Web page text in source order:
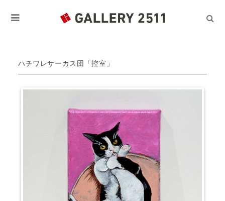
ハチワレサーカス団「控室」